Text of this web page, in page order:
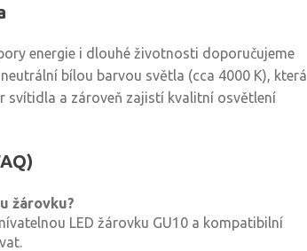
energie i dlouhé životnosti doporučujeme
bílou barvou světla (cca 4000 K), která
svítidla a zároveň zajistí kvalitní osvětlení
žárovku?
LED žárovku GU10 a kompatibilní